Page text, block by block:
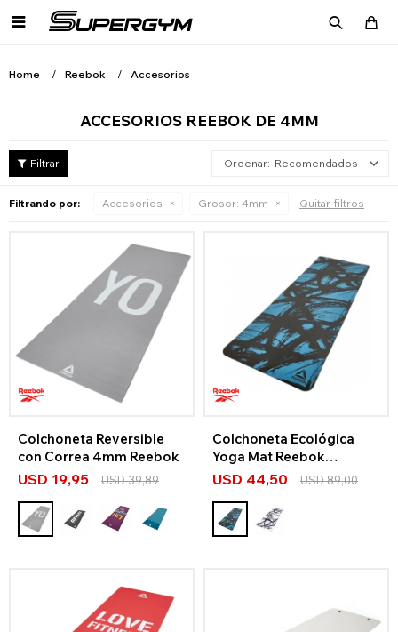

Home Reebok Accesorios
ACCESORIOS REEBOK DE 4MM
Recomendados
Filtrando por: Accesorios Grosor: 4mm Quitar filtros
Colchoneta Reversible
con Correa 4mm Reebok
USD 19,95 USD39,89
Colchoneta Ecológica
Yoga Mat Reebok
Camuflada
USD 44,50 USD89,00